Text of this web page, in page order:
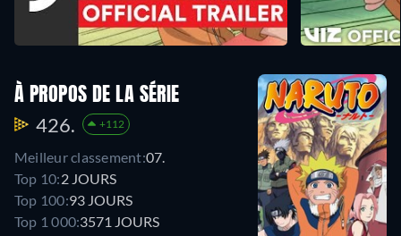
À PROPOS DE LA SÉRIE
426. +112
Meilleur classement:07.
Top 10:2 JOURS
Top 100:93 JOURS
Top 1 000:3571 JOURS